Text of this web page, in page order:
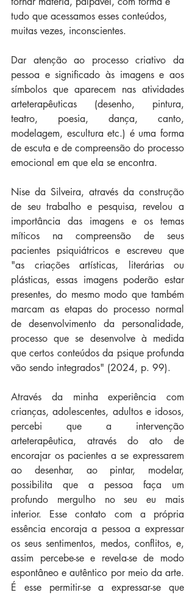
tudo que acessamos esses conteúdos,
muitas vezes, inconscientes.
Dar atenção ao processo criativo da
pessoa e significado às imagens e aos
símbolos que aparecem nas atividades
arteterapêuticas (desenho, pintura,
teatro, poesia, dança, canto,
modelagem, escultura etc.) é uma forma
de escuta e de compreensão do processo
emocional em que ela se encontra.
Nise da Silveira, através da construção
de seu trabalho e pesquisa, revelou a
importância das imagens e os temas
míticos na compreensão de seus
pacientes psiquiátricos e escreveu que
"as criações artísticas, literárias ou
plásticas, essas imagens poderão estar
presentes, do mesmo modo que também
marcam as etapas do processo normal
de desenvolvimento da personalidade,
processo que se desenvolve à medida
que certos conteúdos da psique profunda
vão sendo integrados" (2024, p. 99).
Através da minha experiência com
crianças, adolescentes, adultos e idosos,
percebi que a intervenção
arteterapêutica, através do ato de
encorajar os pacientes a se expressarem
ao desenhar, ao pintar, modelar,
possibilita que a pessoa faça um
profundo mergulho no seu eu mais
interior. Esse contato com a própria
essência encoraja a pessoa a expressar
os seus sentimentos, medos, conflitos, e,
assim percebe-se e revela-se de modo
espontâneo e autêntico por meio da arte.
É esse permitir-se a expressar-se que